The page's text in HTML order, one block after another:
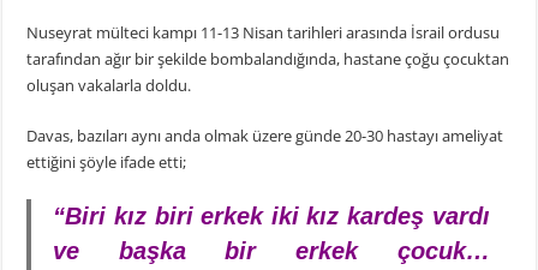
Nuseyrat mülteci kampı 11-13 Nisan tarihleri ​​arasında İsrail ordusu
tarafından ağır bir şekilde bombalandığında, hastane çoğu çocuktan
oluşan vakalarla doldu.
Davas, bazıları aynı anda olmak üzere günde 20-30 hastayı ameliyat
ettiğini şöyle ifade etti;
“Biri kız biri erkek iki kız kardeş vardı
ve başka bir erkek çocuk…